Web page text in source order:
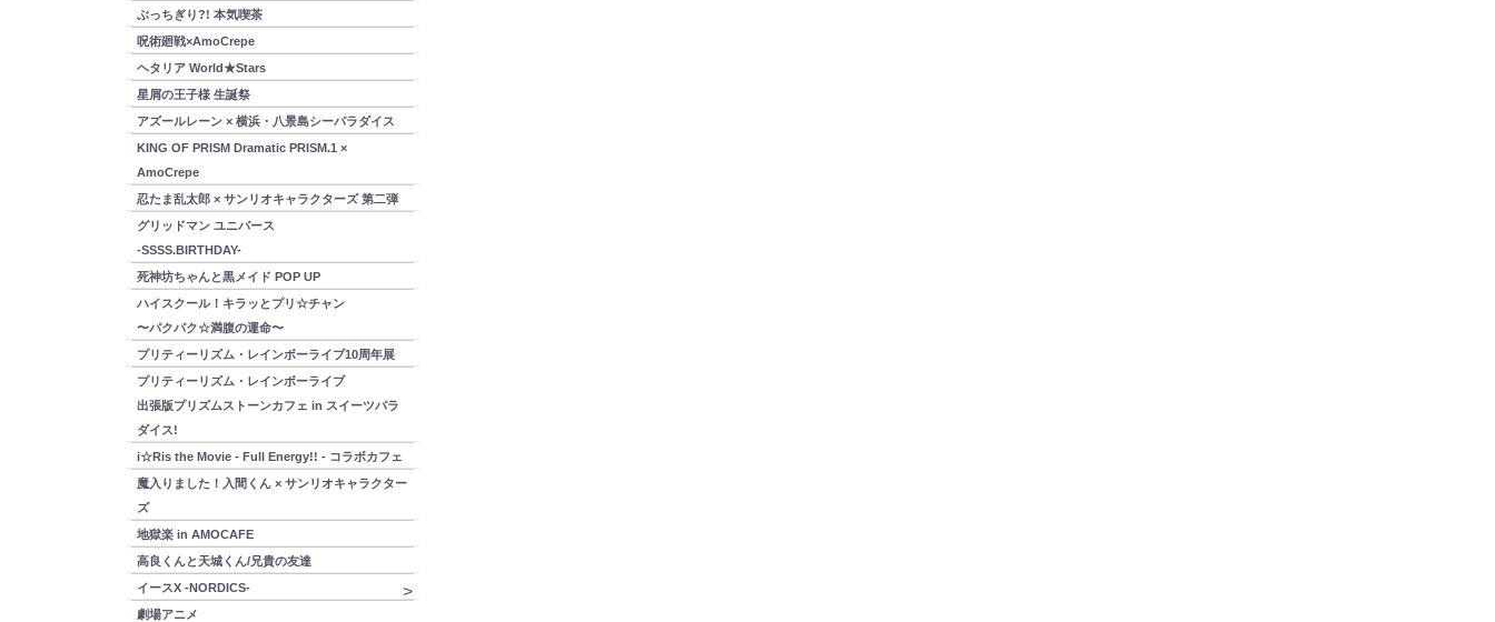
ぶっちぎり?! 本気喫茶
呪術廻戦×AmoCrepe
ヘタリア World★Stars
星屑の王子様 生誕祭
アズールレーン × 横浜・八景島シーパラダイス
KING OF PRISM Dramatic PRISM.1 ×
AmoCrepe
忍たま乱太郎 × サンリオキャラクターズ 第二弾
グリッドマン ユニバース
-SSSS.BIRTHDAY-
死神坊ちゃんと黒メイド POP UP
ハイスクール！キラッとプリ☆チャン
〜パクパク☆満腹の運命〜
プリティーリズム・レインボーライブ10周年展
プリティーリズム・レインボーライブ
出張版プリズムストーンカフェ in スイーツパラ
ダイス!
i☆Ris the Movie - Full Energy!! - コラボカフェ
魔入りました！入間くん × サンリオキャラクター
ズ
地獄楽 in AMOCAFE
高良くんと天城くん/兄貴の友達
イースX -NORDICS-
劇場アニメ